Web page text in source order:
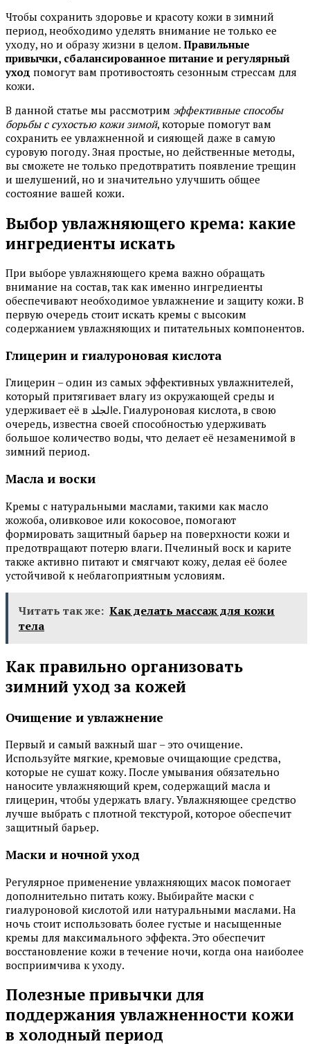
Чтобы сохранить здоровье и красоту кожи в зимний
период, необходимо уделять внимание не только ее
уходу, но и образу жизни в целом. Правильные
привычки, сбалансированное питание и регулярный
уход помогут вам противостоять сезонным стрессам для
кожи.
В данной статье мы рассмотрим эффективные способы
борьбы с сухостью кожи зимой, которые помогут вам
сохранить ее увлажненной и сияющей даже в самую
суровую погоду. Зная простые, но действенные методы,
вы сможете не только предотвратить появление трещин
и шелушений, но и значительно улучшить общее
состояние вашей кожи.
Выбор увлажняющего крема: какие
ингредиенты искать
При выборе увлажняющего крема важно обращать
внимание на состав, так как именно ингредиенты
обеспечивают необходимое увлажнение и защиту кожи. В
первую очередь стоит искать кремы с высоким
содержанием увлажняющих и питательных компонентов.
Глицерин и гиалуроновая кислота
Глицерин – один из самых эффективных увлажнителей,
который притягивает влагу из окружающей среды и
удерживает её в الجلدе. Гиалуроновая кислота, в свою
очередь, известна своей способностью удерживать
большое количество воды, что делает её незаменимой в
зимний период.
Масла и воски
Кремы с натуральными маслами, такими как масло
жожоба, оливковое или кокосовое, помогают
формировать защитный барьер на поверхности кожи и
предотвращают потерю влаги. Пчелиный воск и карите
также активно питают и смягчают кожу, делая её более
устойчивой к неблагоприятным условиям.
Читать так же: Как делать массаж для кожи
тела
Как правильно организовать
зимний уход за кожей
Очищение и увлажнение
Первый и самый важный шаг – это очищение.
Используйте мягкие, кремовые очищающие средства,
которые не сушат кожу. После умывания обязательно
наносите увлажняющий крем, содержащий масла и
глицерин, чтобы удержать влагу. Увлажняющее средство
лучше выбрать с плотной текстурой, которое обеспечит
защитный барьер.
Маски и ночной уход
Регулярное применение увлажняющих масок помогает
дополнительно питать кожу. Выбирайте маски с
гиалуроновой кислотой или натуральными маслами. На
ночь стоит использовать более густые и насыщенные
кремы для максимального эффекта. Это обеспечит
восстановление кожи в течение ночи, когда она наиболее
восприимчива к уходу.
Полезные привычки для
поддержания увлажненности кожи
в холодный период